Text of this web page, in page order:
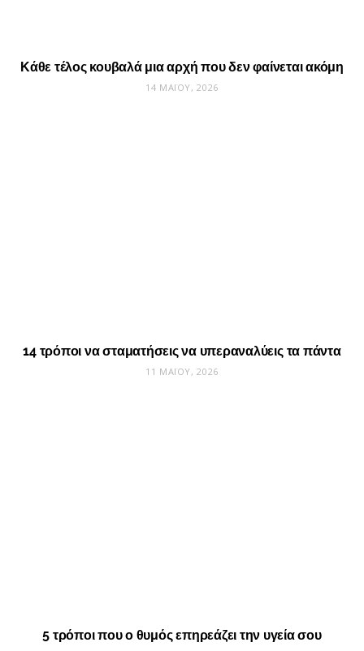
Κάθε τέλος κουβαλά μια αρχή που δεν φαίνεται ακόμη
14 ΜΑΪ́ΟΥ, 2026
14 τρόποι να σταματήσεις να υπεραναλύεις τα πάντα
11 ΜΑΪ́ΟΥ, 2026
5 τρόποι που ο θυμός επηρεάζει την υγεία σου